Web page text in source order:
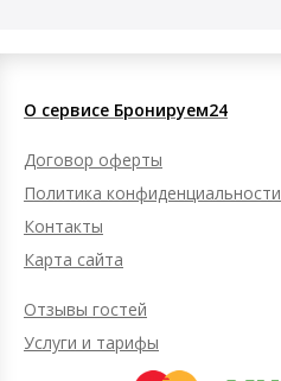
О сервисе Бронируем24
Договор оферты
Политика конфиденциальности
Контакты
Карта сайта
Отзывы гостей
Услуги и тарифы